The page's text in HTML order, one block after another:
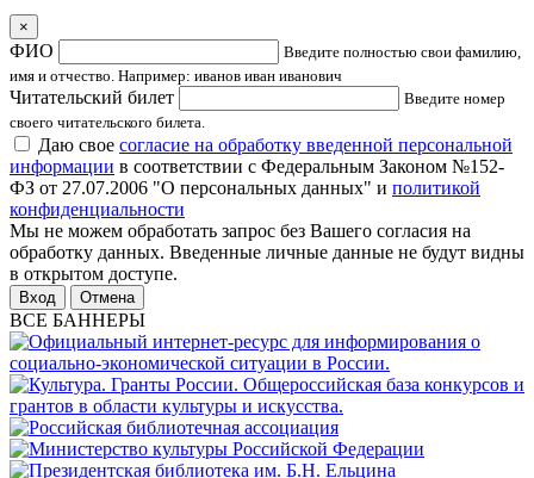
×
ФИО
Введите полностью свои фамилию,
имя и отчество. Например: иванов иван иванович
Читательский билет
Введите номер
своего читательского билета.
Даю свое согласие на обработку введенной персональной
информации в соответствии с Федеральным Законом №152-
ФЗ от 27.07.2006 "О персональных данных" и политикой
конфиденциальности
Мы не можем обработать запрос без Вашего согласия на
обработку данных. Введенные личные данные не будут видны
в открытом доступе.
Отмена
ВСЕ БАННЕРЫ